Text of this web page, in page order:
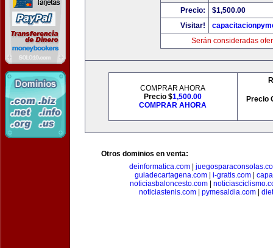
Precio:
$1,500.00
Visitar!
Serán consideradas
COMPRAR AHORA
Precio $1,500.00
COMPRAR AHORA
Precio
Otros dominios en venta:
deinformatica.com
guiadecartagena.com| i-gratis.com|
noticiasbaloncesto.com
noticiastenis.com
pymesaldia.com